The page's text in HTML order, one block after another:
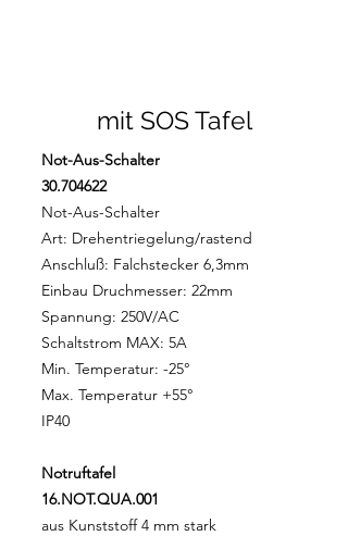
mit SOS Tafel
Not-Aus-Schalter
30.704622
Not-Aus-Schalter
Art: Drehentriegelung/rastend
Anschluß: Falchstecker 6,3mm
Einbau Druchmesser: 22mm
Spannung: 250V/AC
Schaltstrom MAX: 5A
Min. Temperatur: -25°
Max. Temperatur +55°
IP40
Notruftafel
16.NOT.QUA.001
aus Kunststoff 4 mm stark